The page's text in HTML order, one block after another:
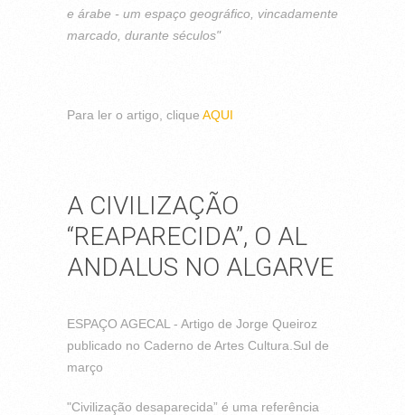
e árabe - um espaço geográfico, vincadamente
marcado, durante séculos"
Para ler o artigo, clique AQUI
A CIVILIZAÇÃO
“REAPARECIDA”, O AL
ANDALUS NO ALGARVE
ESPAÇO AGECAL - Artigo de Jorge Queiroz
publicado no Caderno de Artes Cultura.Sul de
março
"Civilização desaparecida” é uma referência